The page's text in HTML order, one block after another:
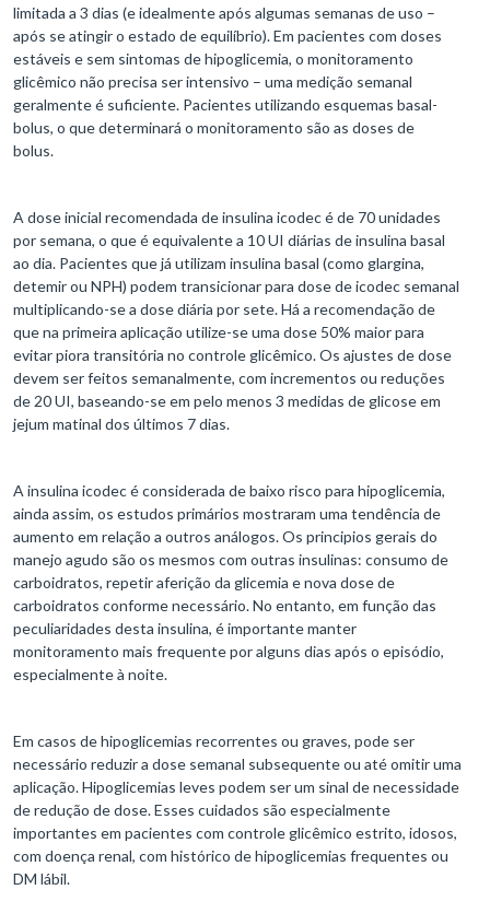
limitada a 3 dias (e idealmente após algumas semanas de uso –
após se atingir o estado de equilíbrio). Em pacientes com doses
estáveis e sem sintomas de hipoglicemia, o monitoramento
glicêmico não precisa ser intensivo – uma medição semanal
geralmente é suficiente. Pacientes utilizando esquemas basal-
bolus, o que determinará o monitoramento são as doses de
bolus.
A dose inicial recomendada de insulina icodec é de 70 unidades
por semana, o que é equivalente a 10 UI diárias de insulina basal
ao dia. Pacientes que já utilizam insulina basal (como glargina,
detemir ou NPH) podem transicionar para dose de icodec semanal
multiplicando-se a dose diária por sete. Há a recomendação de
que na primeira aplicação utilize-se uma dose 50% maior para
evitar piora transitória no controle glicêmico. Os ajustes de dose
devem ser feitos semanalmente, com incrementos ou reduções
de 20 UI, baseando-se em pelo menos 3 medidas de glicose em
jejum matinal dos últimos 7 dias.
A insulina icodec é considerada de baixo risco para hipoglicemia,
ainda assim, os estudos primários mostraram uma tendência de
aumento em relação a outros análogos. Os principios gerais do
manejo agudo são os mesmos com outras insulinas: consumo de
carboidratos, repetir aferição da glicemia e nova dose de
carboidratos conforme necessário. No entanto, em função das
peculiaridades desta insulina, é importante manter
monitoramento mais frequente por alguns dias após o episódio,
especialmente à noite.
Em casos de hipoglicemias recorrentes ou graves, pode ser
necessário reduzir a dose semanal subsequente ou até omitir uma
aplicação. Hipoglicemias leves podem ser um sinal de necessidade
de redução de dose. Esses cuidados são especialmente
importantes em pacientes com controle glicêmico estrito, idosos,
com doença renal, com histórico de hipoglicemias frequentes ou
DM lábil.